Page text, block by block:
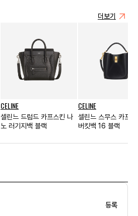
더보기
CELINE
셀린느 드럼드 카프스킨 나
노 러기지백 블랙
CELINE
셀린느 스무스 카프
버킷백 16 블랙
등록